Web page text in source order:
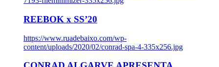
REEBOK x SS’20
https://www.ruadebaixo.com/wp-
content/uploads/2020/02/conrad-spa-4-335x256.jpg